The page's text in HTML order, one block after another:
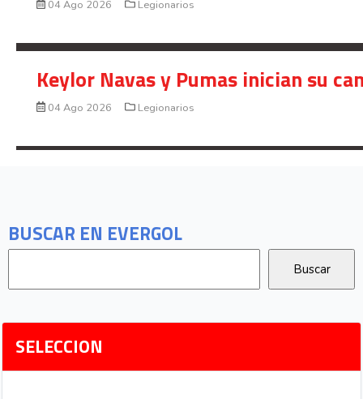
Keylor Navas no pudo evitar
04 Ago 2026 Legionarios
Keylor Navas y Pumas inician su